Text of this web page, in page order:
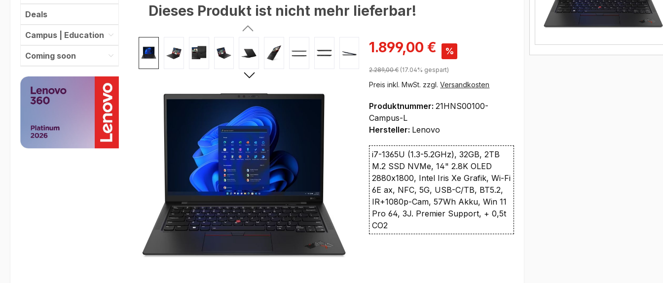
Deals
Campus | Education
Coming soon
Dieses Produkt ist nicht mehr lieferbar!
Verkaufspreis:
1.899,00 € %
Regulärer Preis:
2.289,00 € (17.04% gespart)
Preis inkl. MwSt. zzgl.Versandkosten
Produktnummer:21HNS00100-
Campus-L
Hersteller: Lenovo
i7-1365U (1.3-5.2GHz), 32GB, 2TB
M.2 SSD NVMe, 14" 2.8K OLED
2880x1800, Intel Iris Xe Grafik, Wi-Fi
6E ax, NFC, 5G, USB-C/TB, BT5.2,
IR+1080p-Cam, 57Wh Akku, Win 11
Pro 64, 3J. Premier Support, + 0,5t
CO2